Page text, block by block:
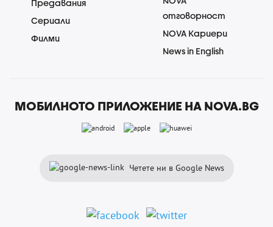
Предавания
Сериали
Филми
отговорност
NOVA Кариери
News in English
МОБИЛНОТО ПРИЛОЖЕНИЕ НА NOVA.BG
Четете ни в Google News